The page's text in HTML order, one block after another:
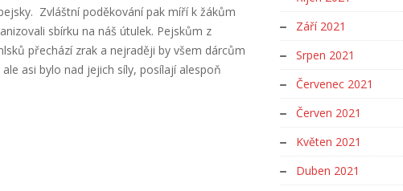
Zvláštní poděkování pak míří k žákům
sbírku na náš útulek. Pejskům z
přechází zrak a nejraději by všem dárcům
asi bylo nad jejich síly, posílají alespoň
Září 2021
Srpen 2021
Červenec 2021
Červen 2021
Květen 2021
Duben 2021